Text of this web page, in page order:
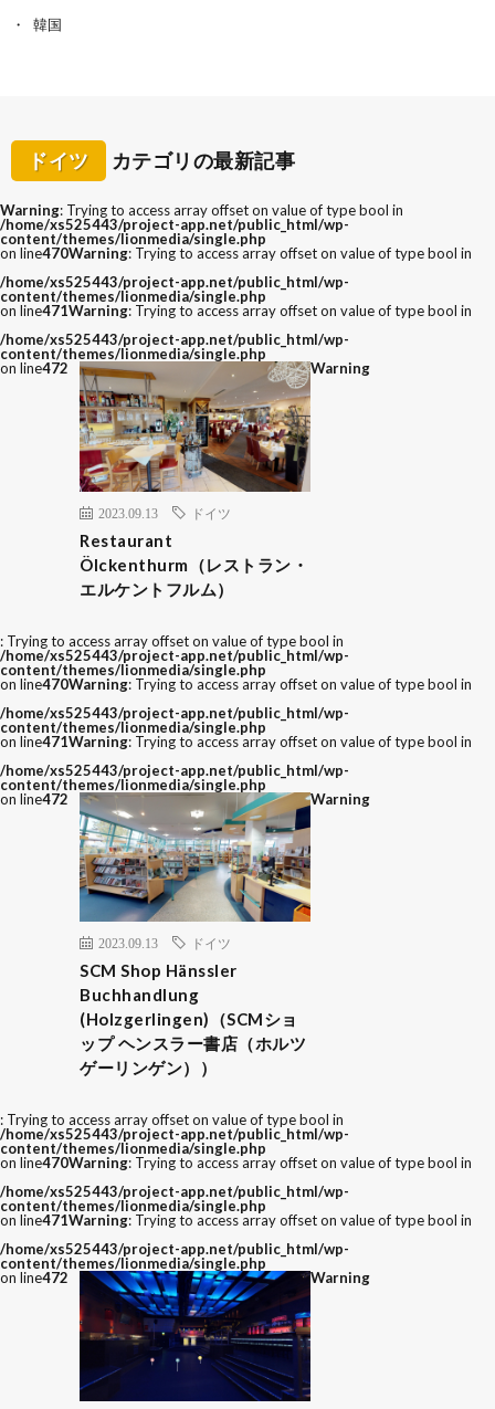
韓国
ドイツ カテゴリの最新記事
Warning: Trying to access array offset on value of type bool in
/home/xs525443/project-app.net/public_html/wp-
content/themes/lionmedia/single.php
on line470Warning: Trying to access array offset on value of type bool in
/home/xs525443/project-app.net/public_html/wp-
content/themes/lionmedia/single.php
on line471Warning: Trying to access array offset on value of type bool in
/home/xs525443/project-app.net/public_html/wp-
content/themes/lionmedia/single.php
on line472
2023.09.13 ドイツ
Restaurant
Ölckenthurm（レストラン・
エルケントフルム）
Warning
: Trying to access array offset on value of type bool in
/home/xs525443/project-app.net/public_html/wp-
content/themes/lionmedia/single.php
on line470Warning: Trying to access array offset on value of type bool in
/home/xs525443/project-app.net/public_html/wp-
content/themes/lionmedia/single.php
on line471Warning: Trying to access array offset on value of type bool in
/home/xs525443/project-app.net/public_html/wp-
content/themes/lionmedia/single.php
on line472
2023.09.13 ドイツ
SCM Shop Hänssler
Buchhandlung
(Holzgerlingen)（SCMショ
ップ ヘンスラー書店（ホルツ
ゲーリンゲン））
Warning
: Trying to access array offset on value of type bool in
/home/xs525443/project-app.net/public_html/wp-
content/themes/lionmedia/single.php
on line470Warning: Trying to access array offset on value of type bool in
/home/xs525443/project-app.net/public_html/wp-
content/themes/lionmedia/single.php
on line471Warning: Trying to access array offset on value of type bool in
/home/xs525443/project-app.net/public_html/wp-
content/themes/lionmedia/single.php
on line472 Warning